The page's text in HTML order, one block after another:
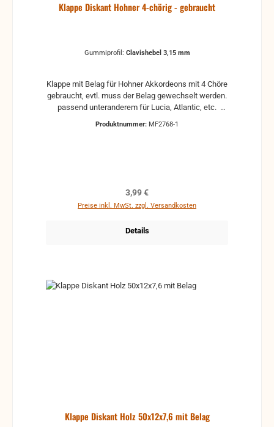
Klappe Diskant Hohner 4-chörig - gebraucht
Gummiprofil: Clavishebel 3,15 mm
Klappe mit Belag für Hohner Akkordeons mit 4 Chöre
gebraucht, evtl. muss der Belag gewechselt werden.
Produktnummer: MF2768-1
Regulärer Preis:
3,99 €
Preise inkl. MwSt. zzgl. Versandkosten
Details
Klappe Diskant Holz 50x12x7,6 mit Belag